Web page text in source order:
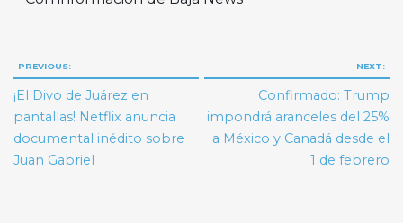
Navegación
de
entradas
PREVIOUS:
¡El Divo de Juárez en
pantallas! Netflix anuncia
documental inédito sobre
Juan Gabriel
NEXT:
Confirmado: Trump
impondrá aranceles del 25%
a México y Canadá desde el
1 de febrero